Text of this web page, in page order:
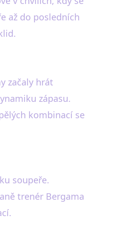
až do posledních
začaly hrát
zápasu.
kombinací se
soupeře.
trenér Bergama